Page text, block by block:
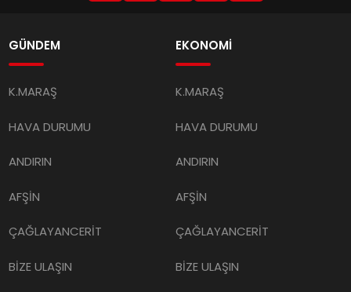
GÜNDEM
K.MARAŞ
HAVA DURUMU
ANDIRIN
AFŞİN
ÇAĞLAYANCERİT
BİZE ULAŞIN
EKONOMİ
K.MARAŞ
HAVA DURUMU
ANDIRIN
AFŞİN
ÇAĞLAYANCERİT
BİZE ULAŞIN